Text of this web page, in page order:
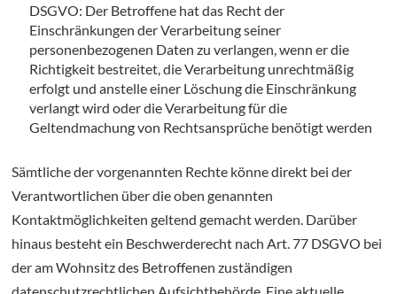
DSGVO: Der Betroffene hat das Recht der
Einschränkungen der Verarbeitung seiner
personenbezogenen Daten zu verlangen, wenn er die
Richtigkeit bestreitet, die Verarbeitung unrechtmäßig
erfolgt und anstelle einer Löschung die Einschränkung
verlangt wird oder die Verarbeitung für die
Geltendmachung von Rechtsansprüche benötigt werden
Sämtliche der vorgenannten Rechte könne direkt bei der
Verantwortlichen über die oben genannten
Kontaktmöglichkeiten geltend gemacht werden. Darüber
hinaus besteht ein Beschwerderecht nach Art. 77 DSGVO bei
der am Wohnsitz des Betroffenen zuständigen